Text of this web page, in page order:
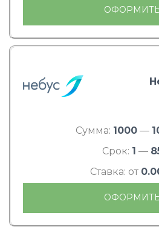
Сумма: 1000 —
Срок: 1 —
Ставка: от